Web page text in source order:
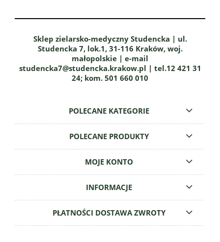
Sklep zielarsko-medyczny Studencka | ul.
Studencka 7, lok.1, 31-116 Kraków, woj.
małopolskie | e-mail
studencka7@studencka.krakow.pl | tel.12 421 31
24; kom. 501 660 010
POLECANE KATEGORIE
POLECANE PRODUKTY
MOJE KONTO
INFORMACJE
PŁATNOŚCI DOSTAWA ZWROTY